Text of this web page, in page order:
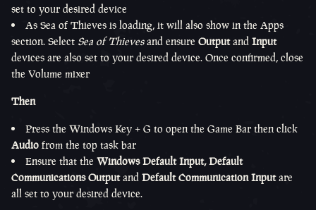
set to your desired device
As Sea of Thieves is loading, it will also show in the Apps
section. Select Sea of Thievesand ensure Outputand Input
devices are also set to your desired device. Once confirmed, close
the Volume mixer
Then
Press the Windows Key + G to open the Game Bar then click
Audio from the top task bar
Ensure that the Windows Default Input, Default
Communications Outputand Default Communication Inputare
all set to your desired device.